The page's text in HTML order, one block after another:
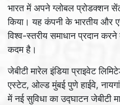
भारत में अपने ग्लोबल प्रोडक्शन
किया। यह कंपनी के भारतीय और
विश्व-स्तरीय समाधान प्रदान करने
कदम है।
जेबीटी मारेल इंडिया प्राइवेट
एस्टेट, ओल्ड मुंबई पुणे हाईवे,
में नई सुविधा का उद्घाटन जेबीटी